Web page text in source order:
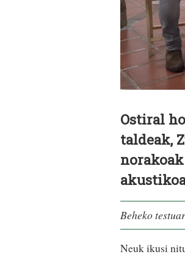
Ostiral
taldeak,
Beheko
Neuk ikusi